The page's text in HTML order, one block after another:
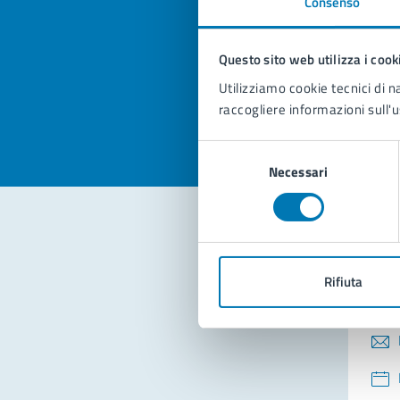
Questo sito web utilizza i
Utilizziamo cookie tecnici di
raccogliere informazioni
consenso
Necessari
Rifiuta